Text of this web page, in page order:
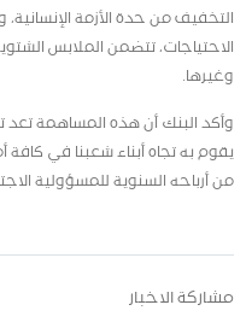
التخفيف من حدة الأزمة
الاحتياجات، تتضمن الملابس
وغيرها.
وأكد البنك أن هذه المساهمة تعد
يقوم به تجاه أبناء شعبنا في
من أرباحه السنوية للمسؤولية
مشاركة الاخبار